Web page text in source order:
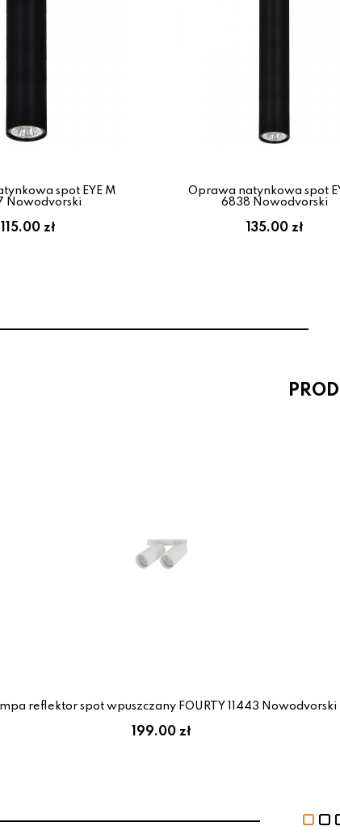
spot EYE M
Nowodvorski
115.00 zł
Oprawa natynkowa spot
6838 Nowodvorski
135.00 zł
reflektor spot wpuszczany FOURTY 11443 Nowodvorski
199.00 zł